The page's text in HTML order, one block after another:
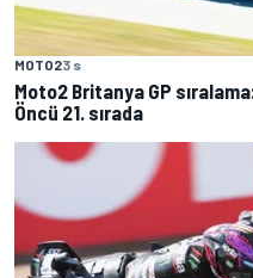
MOTO23 s
Moto2 Britanya GP
Öncü 21. sırada